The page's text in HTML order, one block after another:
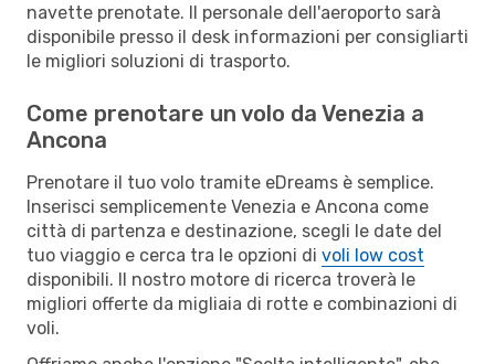
navette prenotate. Il personale dell'aeroporto sarà
disponibile presso il desk informazioni per consigliarti
le migliori soluzioni di trasporto.
Come prenotare un volo da Venezia a
Ancona
Prenotare il tuo volo tramite eDreams è semplice.
Inserisci semplicemente Venezia e Ancona come
città di partenza e destinazione, scegli le date del
tuo viaggio e cerca tra le opzioni di voli low cost
disponibili. Il nostro motore di ricerca troverà le
migliori offerte da migliaia di rotte e combinazioni di
voli.